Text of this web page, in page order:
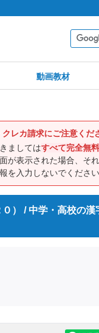
動画教材
クレカ請求にご注意くだ
ましてはすべて完全無料
が表示された場合、そ
を入力しないでください
） / 中学・高校の